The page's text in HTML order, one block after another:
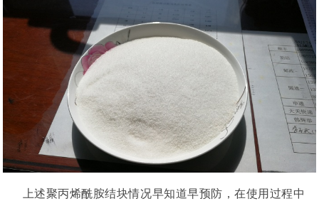
上述聚丙烯酰胺结块情况早知道早预防，在使用过程中